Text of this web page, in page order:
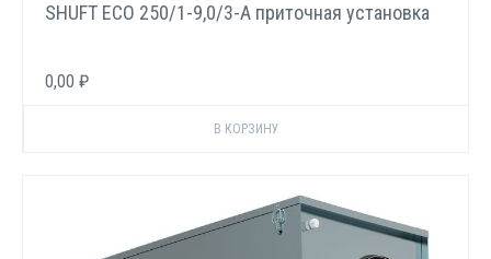
SHUFT ECO 250/1-9,0/3-A приточная установка
0,00 ₽